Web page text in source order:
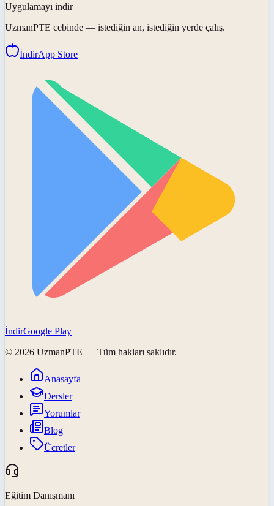
Uygulamayı indir
UzmanPTE cebinde — istediğin an, istediğin yerde çalış.
İndirApp Store
İndirGoogle Play
© 2026 UzmanPTE — Tüm hakları saklıdır.
Anasayfa
Dersler
Yorumlar
Blog
Ücretler
Eğitim Danışmanı